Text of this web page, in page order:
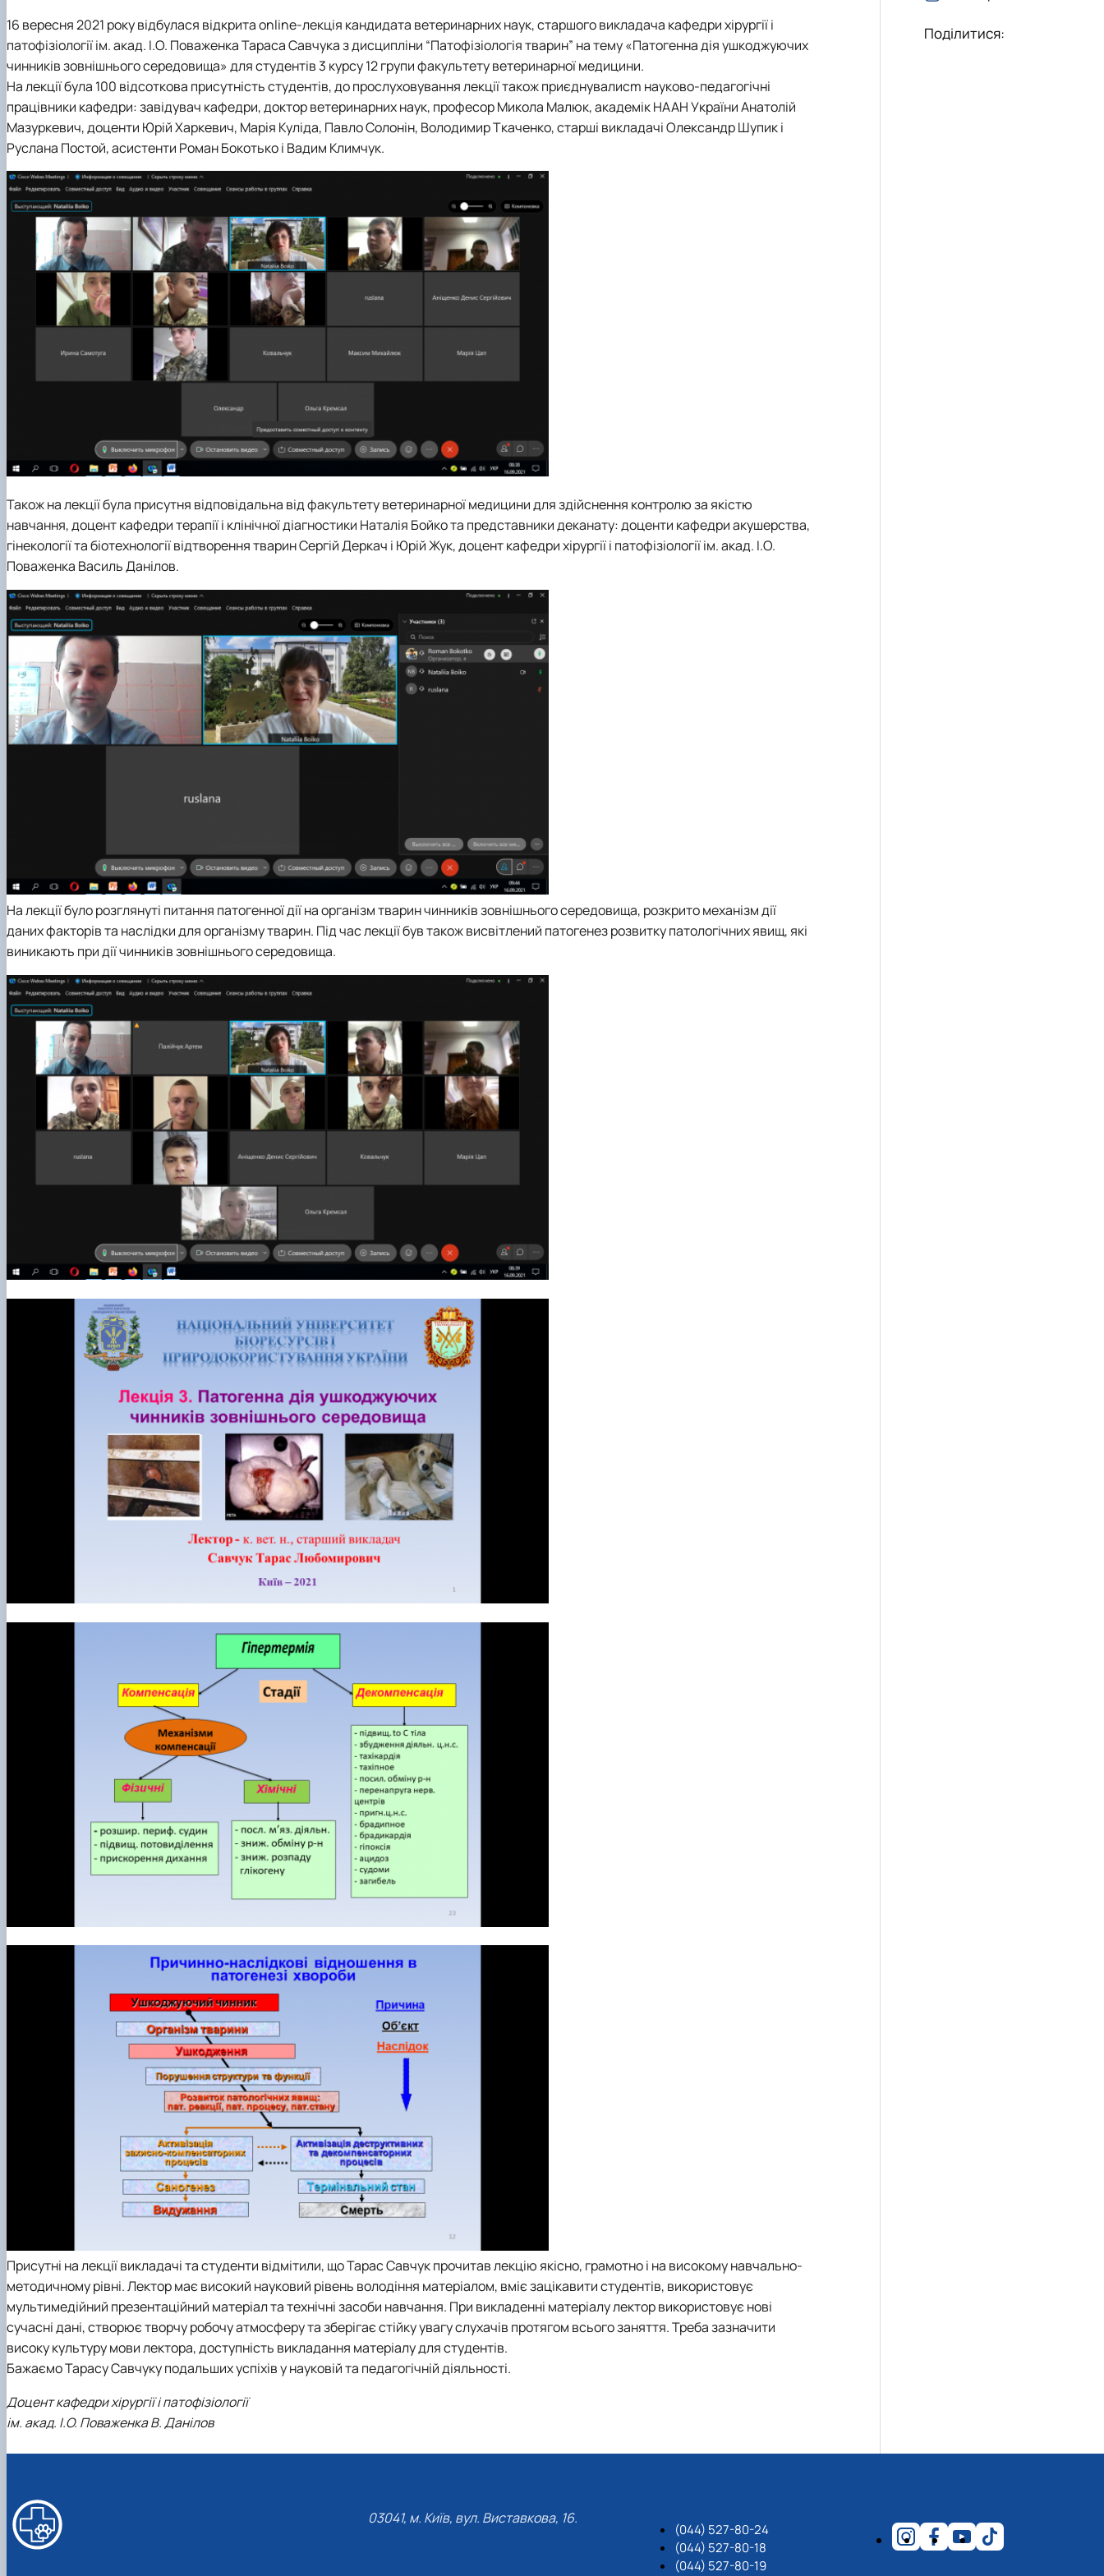
Навчально-методична комісія
Рада роботодавців
ННВ Клінічний центр "Ветмедсервіс"
Адміністрація
Кодекс поведінки лікаря ветеринарної медицини
Наші випускники
Почесні доктори та професори НУБіП України рекомендовані вченою радою факультет…
Скринька довіри
Вибіркові дисципліни "Ветеринарна медицина"
Проведення відкритих лекцій
Портфоліо здобувачів вищої освіти
Вступ 2018 рік
Інформація для студентів
Виробнича практика
Фізіології хребетних і фармакології
16 вересня 2021 року відбулася відкрита online-лекція кандидата ветеринарних наук, старшого викладача кафедри хірургії і
патофізіології ім. акад. І.О. Поваженка Тараса Савчука з дисципліни “Патофізіологія тварин” на тему «Патогенна дія ушкоджуючих
чинників зовнішнього середовища» для студентів 3 курсу 12 групи факультету ветеринарної медицини.
На лекції була 100 відсоткова присутність студентів, до прослуховування лекції також приєднувалисm науково-педагогічні
працівники кафедри: завідувач кафедри, доктор ветеринарних наук, професор Микола Малюк, академік НААН України Анатолій
Мазуркевич, доценти Юрій Харкевич, Марія Куліда, Павло Солонін, Володимир Ткаченко, старші викладачі Олександр Шупик і
Руслана Постой, асистенти Роман Бокотько і Вадим Климчук.
Також на лекції була присутня відповідальна від факультету ветеринарної медицини для здійснення контролю за якістю
навчання, доцент кафедри терапії і клінічної діагностики Наталія Бойко та представники деканату: доценти кафедри акушерства,
гінекології та біотехнології відтворення тварин Сергій Деркач і Юрій Жук, доцент кафедри хірургії і патофізіології ім. акад. І.О.
Поваженка Василь Данілов.
На лекції було розглянуті питання патогенної дії на організм тварин чинників зовнішнього середовища, розкрито механізм дії
даних факторів та наслідки для організму тварин. Під час лекції був також висвітлений патогенез розвитку патологічних явищ, які
виникають при дії чинників зовнішнього середовища.
Присутні на лекції викладачі та студенти відмітили, що Тарас Савчук прочитав лекцію якісно, грамотно і на високому навчально-
методичному рівні. Лектор має високий науковий рівень володіння матеріалом, вміє зацікавити студентів, використовує
мультимедійний презентаційний матеріал та технічні засоби навчання. При викладенні матеріалу лектор використовує нові
сучасні дані, створює творчу робочу атмосферу та зберігає стійку увагу слухачів протягом всього заняття. Треба зазначити
високу культуру мови лектора, доступність викладання матеріалу для студентів.
Бажаємо Тарасу Савчуку подальших успіхів у науковій та педагогічній діяльності.
Доцент кафедри хірургії і патофізіології
ім. акад. І.О. Поваженка В. Данілов
Поділитися:
03041, м. Київ, вул. Виставкова, 16.
(044) 527-80-24
(044) 527-80-18
(044) 527-80-19